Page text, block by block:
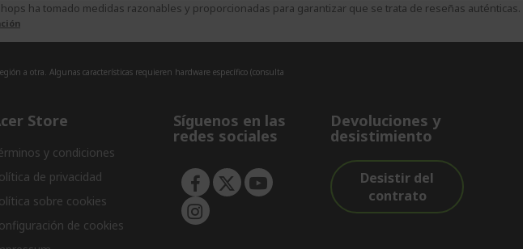
ha tomado medidas razonables y proporcionadas para garantizar que se trata de reseñas auténticas.
a otra. Algunas características requieren hardware específico (consulta
Store
y condiciones
de privacidad
sobre cookies
de cookies
Síguenos en las
redes sociales
Devoluciones y
desistimiento
Desistir del
contrato